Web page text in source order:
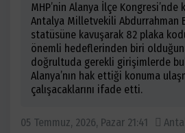
MHP’nin Alanya İlçe Kongresi’nde
Antalya Milletvekili Abdurrahman
statüsüne kavuşarak 82 plaka
önemli hedeflerinden biri
doğrultuda gerekli girişimlerde
Alanya’nın hak ettiği konuma
çalışacaklarını ifade etti.
05 Temmuz, 2026, Pazar 21:41